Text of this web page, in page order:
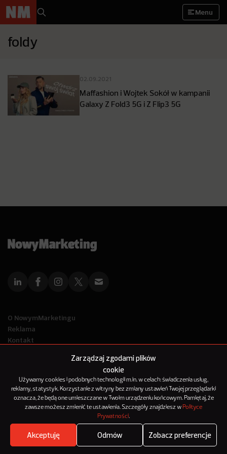
Zarządzaj zgodami plików
cookie
Używamy cookies i podobnych technologii m.in. w celach: świadczenia usług,
reklamy, statystyk. Korzystanie z witryny bez zmiany ustawień Twojej przeglądarki
oznacza, że będą one umieszczane w Twoim urządzeniu końcowym. Pamiętaj, że
zawsze możesz zmienić te ustawienia. Szczegóły znajdziesz w Polityce
Prywatności.
Akceptuję Odmów Zobacz preferencje
Menu
foldy
02.09.2021
Maffashion i Wojtek Sokół w kampanii
Galaxy Z Fold3 5G i Z Flip3 5G
Where's the beef?
O NowymMarketingu
Reklama
Kontakt
© 2012-2025
NowyMarketing jest marką 143Media Sp. z o.o.